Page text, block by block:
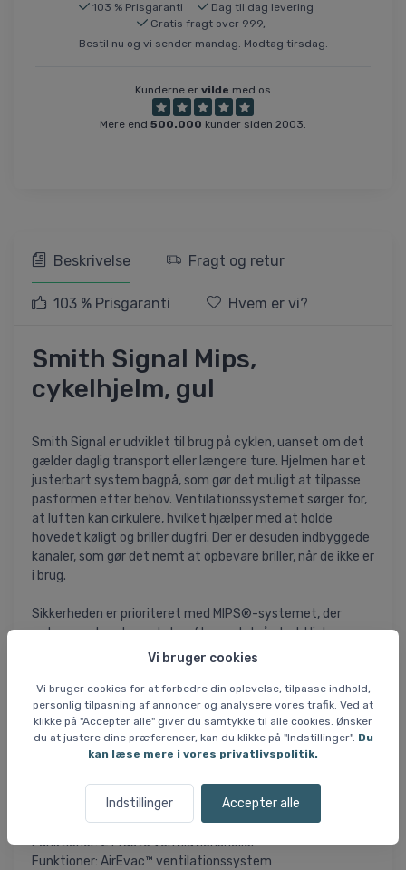
Vi bruger cookies
Vi bruger cookies for at forbedre din oplevelse, tilpasse indhold,
personlig tilpasning af annoncer og analysere vores trafik. Ved at
klikke på "Accepter alle" giver du samtykke til alle cookies. Ønsker
du at justere dine præferencer, kan du klikke på "Indstillinger". Du
kan læse mere i vores privatlivspolitik.
Indstillinger Accepter alle
103 % Prisgaranti
Dag til dag levering
Gratis fragt over 999,-
Bestil nu og vi sender mandag. Modtag tirsdag.
Kunderne er vilde med os
Mere end 500.000 kunder siden 2003.
Beskrivelse Fragt og retur
103 % Prisgaranti Hvem er vi?
Smith Signal Mips,
cykelhjelm, gul
Smith Signal er udviklet til brug på cyklen, uanset om det
gælder daglig transport eller længere ture. Hjelmen har et
justerbart system bagpå, som gør det muligt at tilpasse
pasformen efter behov. Ventilationssystemet sørger for,
at luften kan cirkulere, hvilket hjælper med at holde
hovedet køligt og briller dugfri. Der er desuden indbyggede
kanaler, som gør det nemt at opbevare briller, når de ikke er
i brug.
Sikkerheden er prioriteret med MIPS®-systemet, der
reducerer de roterende kræfter ved skrå stød. Hjelmen er
certificeret efter flere internationale standarder. Den
vejer 300 gram i størrelse medium og har en komfortabel
indvendig polstring. Remmene er lette og fylder minimalt,
og hjelmen har 21 faste ventilationshuller for konstant
luftgennemstrømning.
Pasform: VaporFit™ justeringssystem med 270 graders
Funktioner: MIPS® beskyttelsessystem
Funktioner: 21 faste ventilationshuller
Funktioner: AirEvac™ ventilationssystem